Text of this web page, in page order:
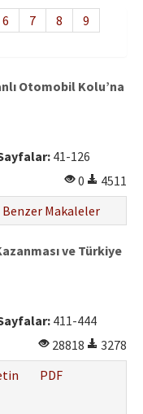
6 7 8
9
Otomobil Kolu’na
41-126
0
4511
Benzer Makaleler
ve Türkiye
411-444
28818
3278
PDF